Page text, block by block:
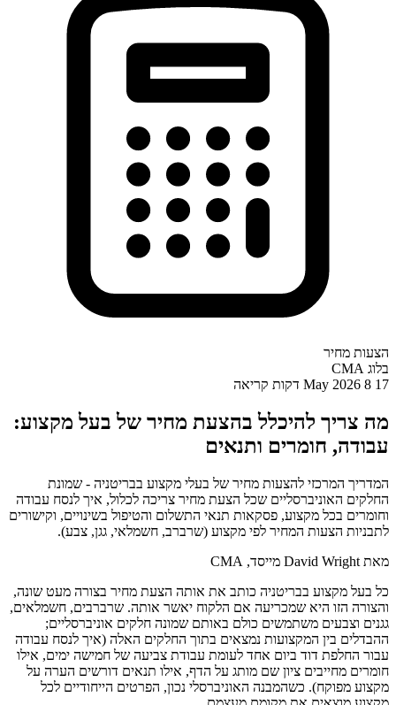
הצעות מחיר
בלוג CMA
17 May 2026 8 דקות קריאה
מה צריך להיכלל בהצעת מחיר של בעל מקצוע:
עבודה, חומרים ותנאים
המדריך המרכזי להצעות מחיר של בעלי מקצוע בבריטניה - שמונת
החלקים האוניברסליים שכל הצעת מחיר צריכה לכלול, איך לנסח עבודה
וחומרים בכל מקצוע, פסקאות תנאי התשלום והטיפול בשינויים, וקישורים
לתבניות הצעות המחיר לפי מקצוע (שרברב, חשמלאי, גגן, צבע).
מאת David Wright
מייסד, CMA
כל בעל מקצוע בבריטניה כותב את אותה הצעת מחיר בצורה מעט שונה,
והצורה הזו היא שמכריעה אם הלקוח יאשר אותה. שרברבים, חשמלאים,
גגנים וצבעים משתמשים כולם באותם שמונה חלקים אוניברסליים;
ההבדלים בין המקצועות נמצאים בתוך החלקים האלה (איך לנסח עבודה
עבור החלפת דוד ביום אחד לעומת עבודת צביעה של חמישה ימים, אילו
חומרים מחייבים ציון שם מותג על הדף, אילו תנאים דורשים הערה על
מקצוע מפוקח). כשהמבנה האוניברסלי נכון, הפרטים הייחודיים לכל